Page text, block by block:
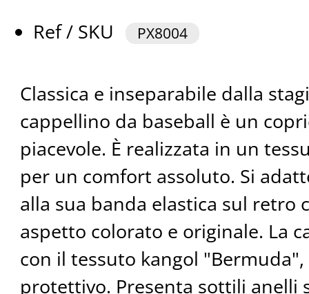
Ref / SKU
PX8004
Classica e inseparabile dalla
cappellino da baseball è un
piacevole. È realizzata in un
per un comfort assoluto. Si
alla sua banda elastica sul retro
aspetto colorato e originale. La
con il tessuto kangol
protettivo. Presenta sottili anelli